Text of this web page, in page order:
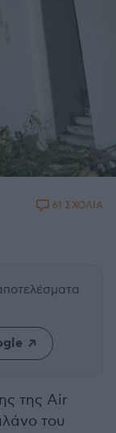
61 ΣΧΟΛΙΑ
της Air
του